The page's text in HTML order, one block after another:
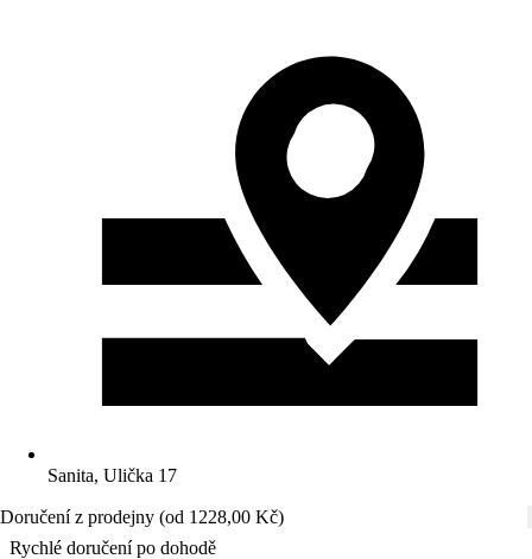
Sanita, Ulička 17
Doručení z prodejny (od 1228,00 Kč)
Rychlé doručení po dohodě